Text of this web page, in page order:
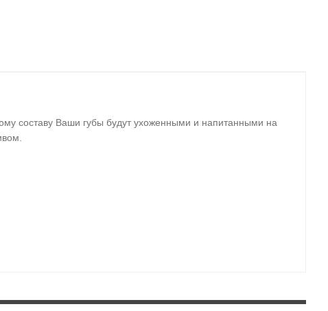
составу Ваши губы будут ухоженными и напитанными на